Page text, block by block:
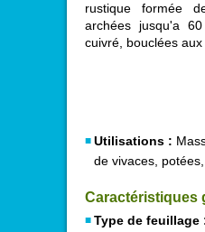
rustique formée
archées jusqu'a
cuivré, bouclées aux
Utilisations :
de vivaces,
Caractéristiques
Type de feuillage